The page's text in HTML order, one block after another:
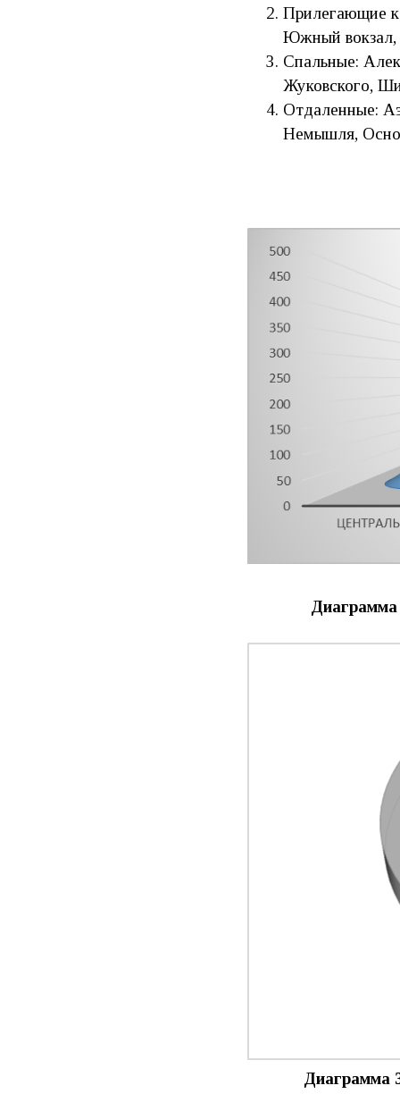
Прилегающие к
Южный вокзал,
Спальные:
Жуковского,
Отдаленные:
Немышля,
Диаграмма